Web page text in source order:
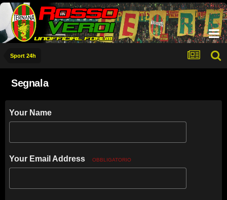
Sport 24h
Segnala
Your Name
Your Email Address OBBLIGATORIO